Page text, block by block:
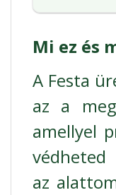
Mi ez és
A Festa
az a
amellyel
az